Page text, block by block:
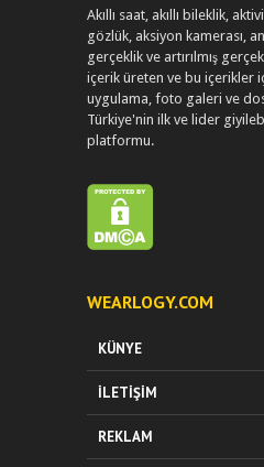
Akıllı saat, akıllı bileklik,
gözlük, aksiyon kamerası,
gerçeklik ve artırılmış
içerik üreten ve bu içerikler
uygulama, foto galeri ve
Türkiye'nin ilk ve lider
platformu.
WEARLOGY.COM
KÜNYE
İLETIŞIM
REKLAM